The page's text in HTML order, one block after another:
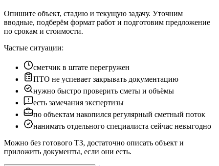
Опишите объект, стадию и текущую задачу. Уточним
вводные, подберём формат работ и подготовим предложение
по срокам и стоимости.
Частые ситуации:
сметчик в штате перегружен
ПТО не успевает закрывать документацию
нужно быстро проверить сметы и объёмы
есть замечания экспертизы
по объектам накопился регулярный сметный поток
нанимать отдельного специалиста сейчас невыгодно
Можно без готового ТЗ, достаточно описать объект и
приложить документы, если они есть.